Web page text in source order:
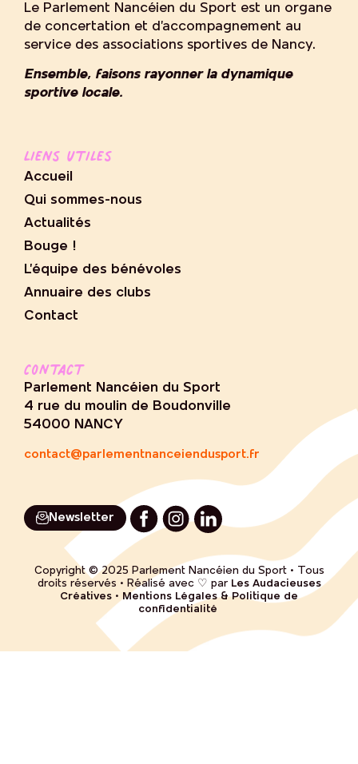
Le Parlement Nancéien du Sport est un organe
de concertation et d’accompagnement au
service des associations sportives de Nancy.
Ensemble, faisons rayonner la dynamique
sportive locale.
Liens utiles
Accueil
Qui sommes-nous
Actualités
Bouge !
L’équipe des bénévoles
Annuaire des clubs
Contact
Contact
Parlement Nancéien du Sport
4 rue du moulin de Boudonville
54000 NANCY
contact@parlementnanceiendusport.fr
Newsletter
Copyright © 2025 Parlement Nancéien du Sport • Tous
droits réservés • Réalisé avec ♡ par Les Audacieuses
Créatives • Mentions Légales & Politique de
confidentialité